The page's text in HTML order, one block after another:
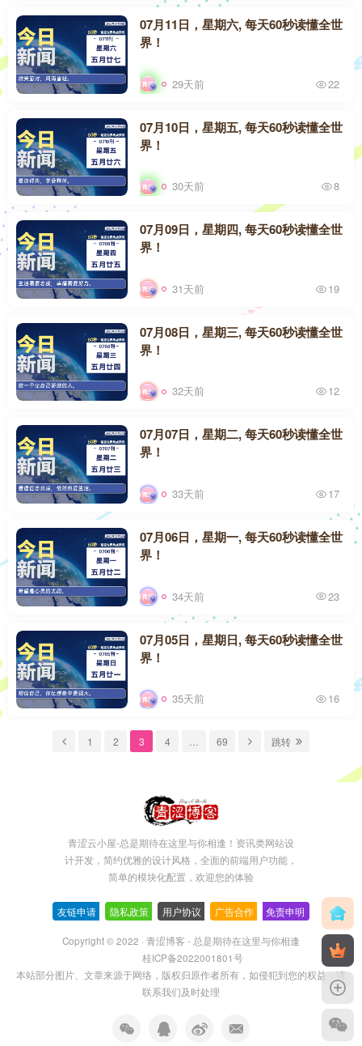
07月11日，星期六, 每天60秒读懂全世
界！
29天前 22
07月10日，星期五, 每天60秒读懂全世
界！
30天前 8
07月09日，星期四, 每天60秒读懂全世
界！
31天前 19
07月08日，星期三, 每天60秒读懂全世
界！
32天前 12
07月07日，星期二, 每天60秒读懂全世
界！
33天前 17
07月06日，星期一, 每天60秒读懂全世
界！
34天前 23
07月05日，星期日, 每天60秒读懂全世
界！
35天前 16
1 2 3 4 69 跳转
青涩云小屋-总是期待在这里与你相逢！资讯类网站设
计开发，简约优雅的设计风格，全面的前端用户功能，
简单的模块化配置，欢迎您的体验
友链申请 隐私政策 用户协议 广告合作 免责申明
Copyright © 2022 · 青涩博客 - 总是期待在这里与你相逢
桂ICP备2022001801号
本站部分图片、文章来源于网络，版权归原作者所有，如侵犯到您的权益，请
联系我们及时处理